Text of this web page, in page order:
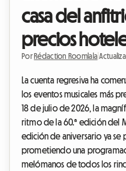
casa del
precios
Por Rédaction Roomlala |
La cuenta regresiva ha
los eventos musicales más
18 de julio de 2026, la
ritmo de la 60.ª edición del
edición de aniversario ya se
prometiendo una
melómanos de todos los